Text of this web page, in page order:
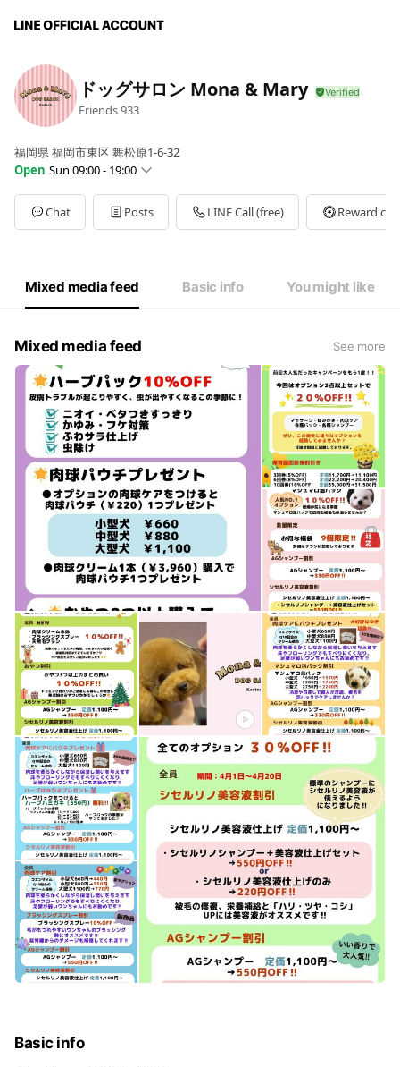
ドッグサロン Mona & Mary
Friends933
福岡県 福岡市東区 舞松原1-6-32
Open Sun 09:00 - 19:00
Sun09:00 - 19:00
Mon09:00 - 19:00
Tue
09:00 - 19:00
Sat09:00 - 19:00
Chat Posts LINE Call (free) Reward
Mixed media feed Basic info You might like
Mixed media feed See more
Basic info